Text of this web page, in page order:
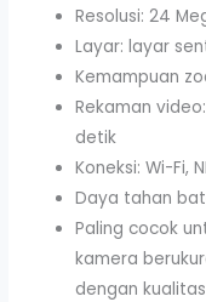
Resolusi: 24
Layar: layar
Kemampuan
Rekaman
detik
Koneksi: Wi-Fi,
Daya tahan
Paling cocok
kamera
dengan